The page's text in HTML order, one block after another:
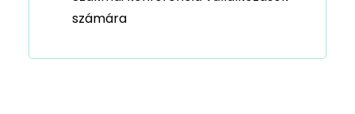
számára